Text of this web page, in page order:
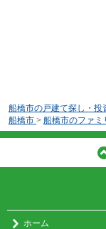
船橋市の戸建て探し・投
船橋市 > 船橋市のファミ
ホーム